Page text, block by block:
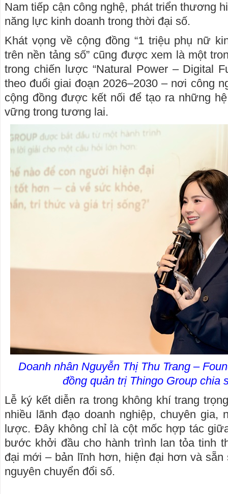
Nam tiếp cận công nghệ, phát triển thương
năng lực kinh doanh trong thời đại số.
Khát vọng về cộng đồng “1 triệu phụ nữ
trên nền tảng số” cũng được xem là một
trong chiến lược “Natural Power – Digital
theo đuổi giai đoạn 2026–2030 – nơi công
cộng đồng được kết nối để tạo ra những
vững trong tương lai.
Doanh nhân Nguyễn Thị Thu Trang –
đồng quản trị Thingo Group chia
Lễ ký kết diễn ra trong không khí trang
nhiều lãnh đạo doanh nghiệp, chuyên gia,
lược. Đây không chỉ là cột mốc hợp tác
bước khởi đầu cho hành trình lan tỏa tinh
đại mới – bản lĩnh hơn, hiện đại hơn và sẵn
nguyên chuyển đổi số.